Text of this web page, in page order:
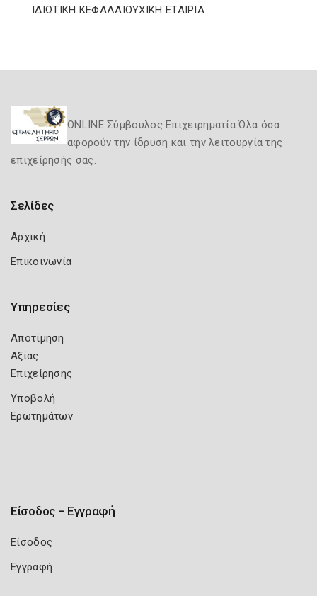
ΙΔΙΩΤΙΚΗ ΚΕΦΑΛΑΙΟΥΧΙΚΗ ΕΤΑΙΡΙΑ
ONLINE Σύμβουλος Επιχειρηματία Όλα όσα
αφορούν την ίδρυση και την λειτουργία της
επιχείρησής σας.
Σελίδες
Αρχική
Επικοινωνία
Υπηρεσίες
Αποτίμηση
Αξίας
Επιχείρησης
Υποβολή
Ερωτημάτων
Είσοδος – Εγγραφή
Είσοδος
Εγγραφή